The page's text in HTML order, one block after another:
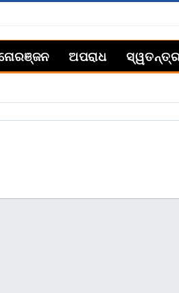
ଅପରାଧ